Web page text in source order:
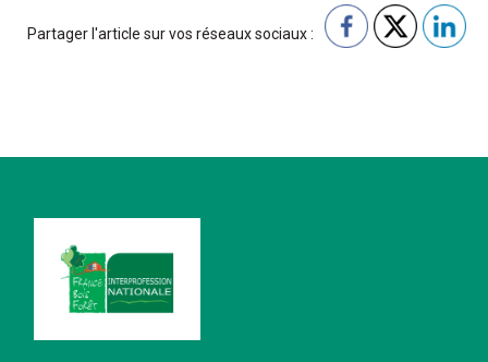
Partager l'article sur vos réseaux sociaux :